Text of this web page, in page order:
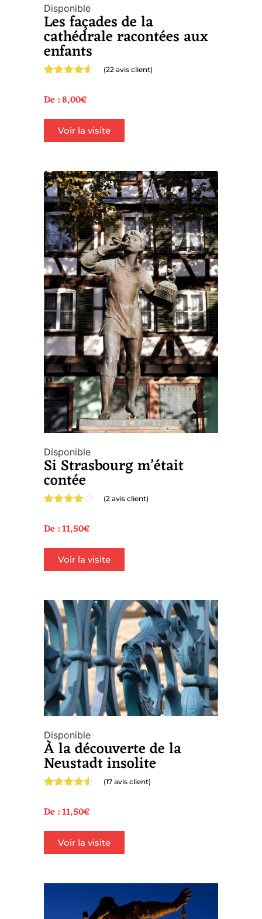
Disponible
Les façades de la
cathédrale racontées aux
enfants
basé sur
client
(22 avis client)
De :8,00€
Voir la visite
Disponible
Si Strasbourg m’était
contée
basé
notations
client
(2 avis client)
De :11,50€
Voir la visite
Disponible
À la découverte de la
Neustadt insolite
basé sur
client
(17 avis client)
De :11,50€
Voir la visite